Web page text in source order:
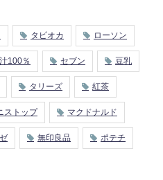
タピオカ ローソン
100％ セブン 豆乳
タリーズ 紅茶
ストップ マクドナルド
無印良品 ポテチ